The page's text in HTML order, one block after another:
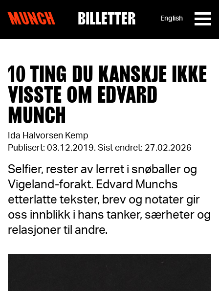
MUNCH BILLETTER English
10 TING DU KANSKJE IKKE
VISSTE OM EDVARD
MUNCH
Ida Halvorsen Kemp
Publisert: 03.12.2019. Sist endret: 27.02.2026
Selfier, rester av lerret i snøballer og
Vigeland-forakt. Edvard Munchs
etterlatte tekster, brev og notater gir
oss innblikk i hans tanker, særheter og
relasjoner til andre.